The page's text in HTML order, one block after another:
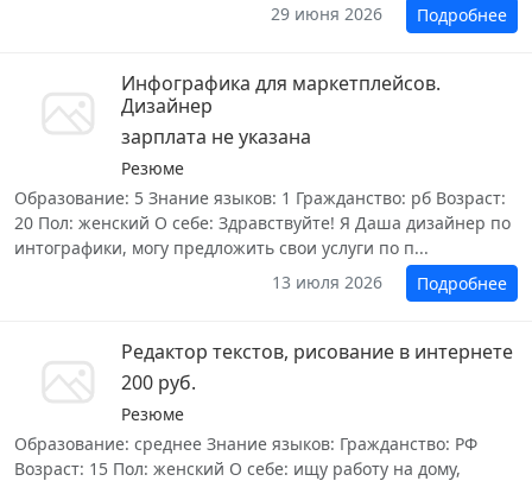
29 июня 2026
Подробнее
Инфографика для маркетплейсов.
Дизайнер
зарплата не указана
Резюме
Образование: 5 Знание языков: 1 Гражданство: рб Возраст:
20 Пол: женский О себе: Здравствуйте! Я Даша дизайнер по
интографики, могу предложить свои услуги по п...
13 июля 2026
Подробнее
Редактор текстов, рисование в интернете
200 руб.
Резюме
Образование: среднее Знание языков: Гражданство: РФ
Возраст: 15 Пол: женский О себе: ищу работу на дому,